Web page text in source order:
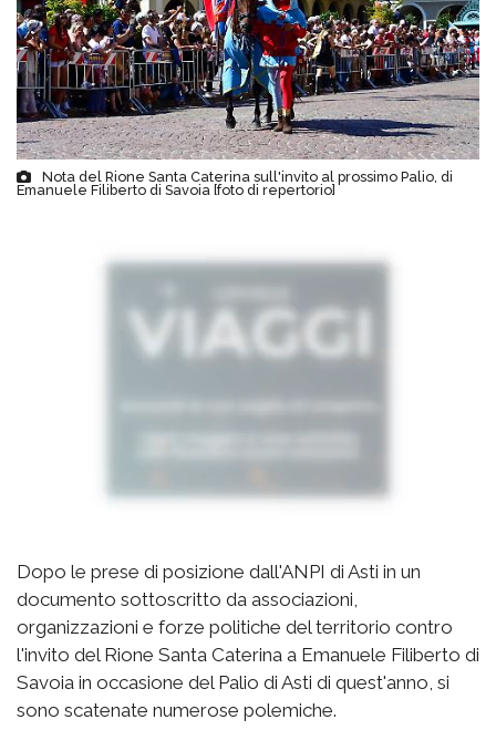
Nota del Rione Santa Caterina sull'invito al prossimo Palio, di
Emanuele Filiberto di Savoia [foto di repertorio]
Dopo le prese di posizione dall'ANPI di Asti in un
documento sottoscritto da associazioni,
organizzazioni e forze politiche del territorio contro
l'invito del Rione Santa Caterina a Emanuele Filiberto di
Savoia in occasione del Palio di Asti di quest'anno, si
sono scatenate numerose polemiche.